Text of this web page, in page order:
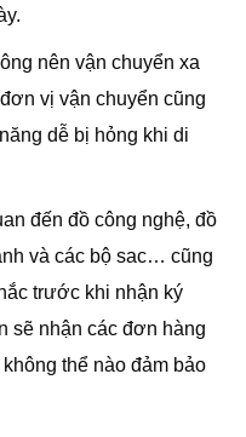
nên vận chuyển xa
vị vận chuyển cũng
dễ bị hỏng khi di
đến đồ công nghệ, đồ
và các bộ sac… cũng
trước khi nhận ký
sẽ nhận các đơn hàng
thể nào đảm bảo